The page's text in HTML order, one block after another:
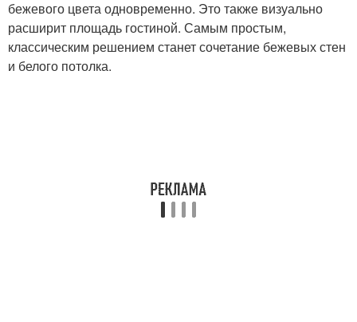
бежевого цвета одновременно. Это также визуально
расширит площадь гостиной. Самым простым,
классическим решением станет сочетание бежевых стен
и белого потолка.